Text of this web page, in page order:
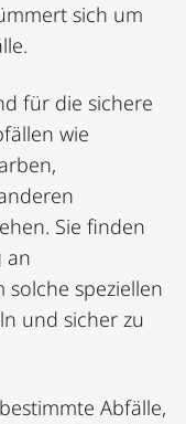
sich um
für die sichere
wie
Sie finden
an
solche speziellen
und sicher zu
Abfälle,